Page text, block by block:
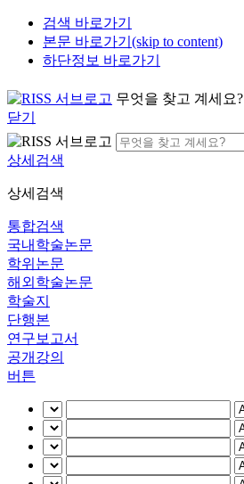
검색 바로가기
본문 바로가기(skip to content)
하단정보 바로가기
무엇을 찾고 계세요?
닫기
상세검색
상세검색
통합검색
국내학술논문
학위논문
해외학술논문
학술지
단행본
연구보고서
공개강의
버튼